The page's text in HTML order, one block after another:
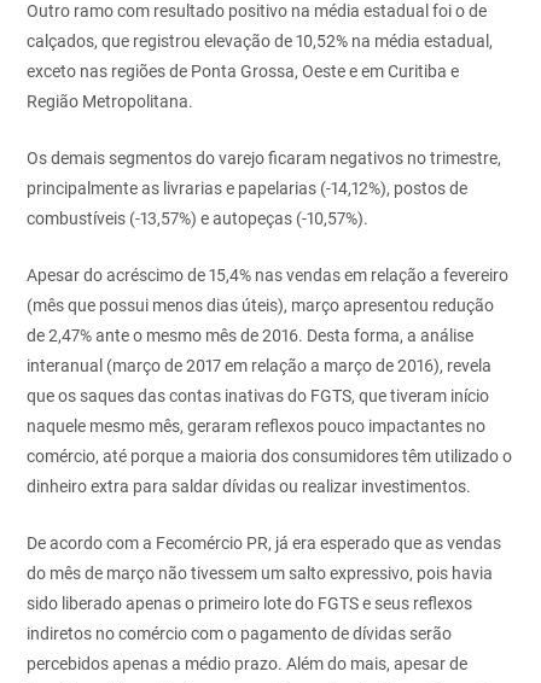
Outro ramo com resultado positivo na média estadual foi o de
calçados, que registrou elevação de 10,52% na média estadual,
exceto nas regiões de Ponta Grossa, Oeste e em Curitiba e
Região Metropolitana.
Os demais segmentos do varejo ficaram negativos no trimestre,
principalmente as livrarias e papelarias (-14,12%), postos de
combustíveis (-13,57%) e autopeças (-10,57%).
Apesar do acréscimo de 15,4% nas vendas em relação a fevereiro
(mês que possui menos dias úteis), março apresentou redução
de 2,47% ante o mesmo mês de 2016. Desta forma, a análise
interanual (março de 2017 em relação a março de 2016), revela
que os saques das contas inativas do FGTS, que tiveram início
naquele mesmo mês, geraram reflexos pouco impactantes no
comércio, até porque a maioria dos consumidores têm utilizado o
dinheiro extra para saldar dívidas ou realizar investimentos.
De acordo com a Fecomércio PR, já era esperado que as vendas
do mês de março não tivessem um salto expressivo, pois havia
sido liberado apenas o primeiro lote do FGTS e seus reflexos
indiretos no comércio com o pagamento de dívidas serão
percebidos apenas a médio prazo. Além do mais, apesar de